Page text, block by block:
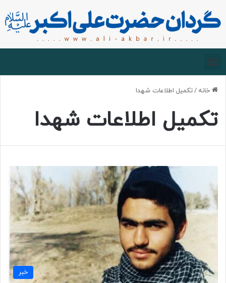
خانه /تکمیل اطلاعات شهدا
تکمیل اطلاعات شهدا
خبر